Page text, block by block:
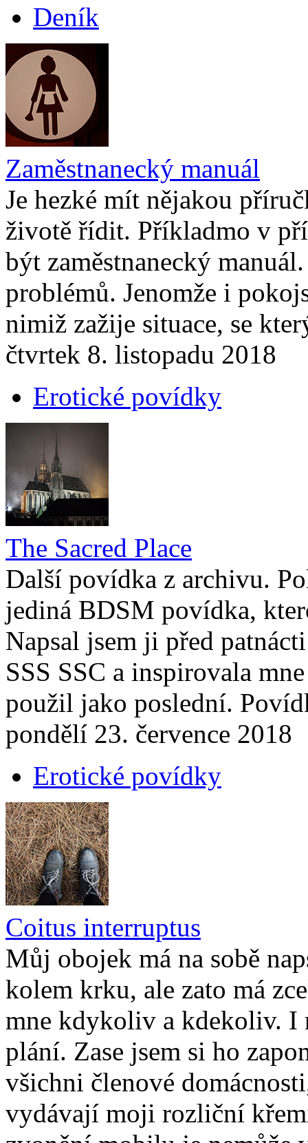
Deník
Zaměstnanecký manuál
Je hezké mít nějakou
životě řídit. Příkladmo v
být zaměstnanecký
problémů. Jenomže i
nimiž zažije situace, se
čtvrtek 8. listopadu 2018
Erotické povídky
The Sacred Place
Další povídka z archivu.
jediná BDSM povídka,
Napsal jsem ji před
SSS SSC a inspirovala
použil jako poslední.
pondělí 23. července 2018
Erotické povídky
Coitus interruptus
Můj obojek má na sobě
kolem krku, ale zato má
mne kdykoliv a kdekoliv. I
plání. Zase jsem si ho
všichni členové
vydávají moji rozliční